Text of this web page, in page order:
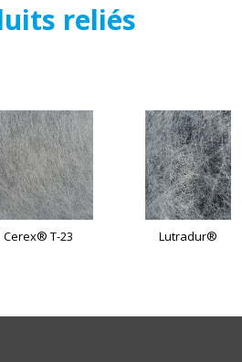
reliés
Cerex® T-23 Lutradur®